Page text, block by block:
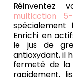
multiaction 5-
spécialement
Enrichi en
le jus de
antioxydant, il
fermeté de la
rapidement,